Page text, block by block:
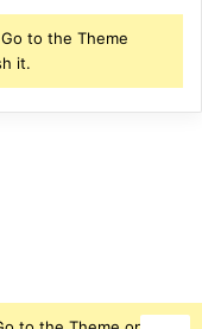
to the Theme
it.